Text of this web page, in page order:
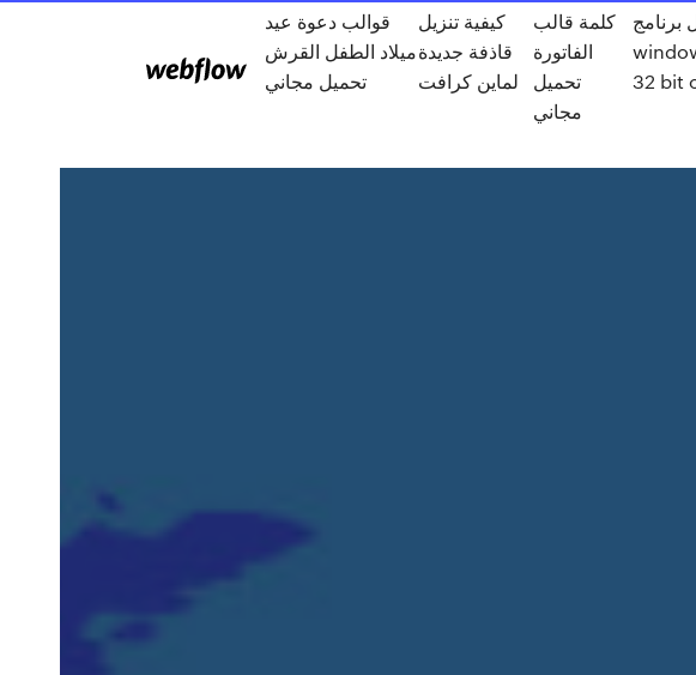
قوالب دعوة عيد
ميلاد الطفل القرش
تحميل مجاني
كيفية تنزيل
قاذفة جديدة
لماين كرافت
كلمة قالب
الفاتورة
تحميل
مجاني
برنامج
32 bit